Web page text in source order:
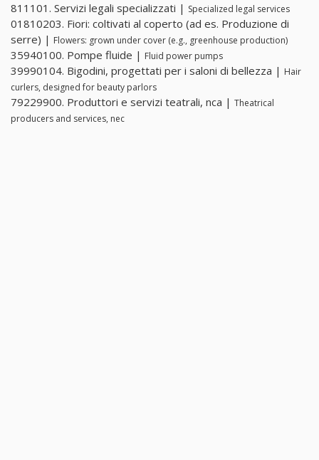
811101. Servizi legali specializzati | Specialized legal services
01810203. Fiori: coltivati ​​al coperto (ad es. Produzione di
serre) | Flowers: grown under cover (e.g., greenhouse production)
35940100. Pompe fluide | Fluid power pumps
39990104. Bigodini, progettati per i saloni di bellezza | Hair
curlers, designed for beauty parlors
79229900. Produttori e servizi teatrali, nca | Theatrical
producers and services, nec